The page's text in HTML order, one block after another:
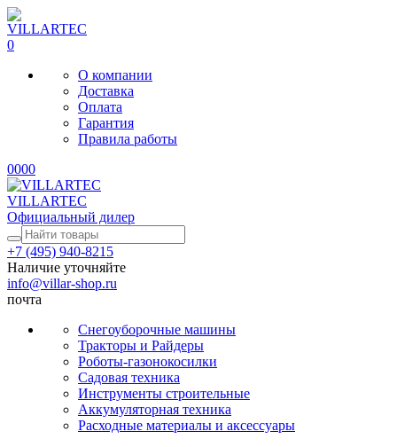
0
О компании
Доставка
Оплата
Гарантия
Правила работы
0000
VILLARTEC
Официальный дилер
+7 (495) 940-8215
Наличие уточняйте
info@villar-shop.ru
почта
Снегоуборочные машины
Тракторы и Райдеры
Роботы-газонокосилки
Садовая техника
Инструменты строительные
Аккумуляторная техника
Расходные материалы и аксессуары